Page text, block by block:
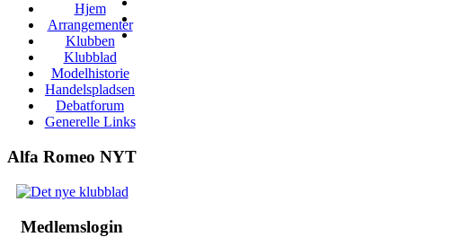
Hjem
Arrangementer
Klubben
Klubblad
Modelhistorie
Handelspladsen
Debatforum
Generelle Links
Alfa Romeo NYT
Medlemslogin